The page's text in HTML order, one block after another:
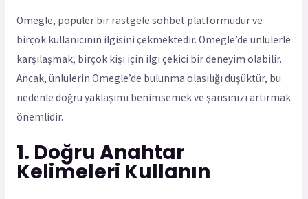
Omegle, popüler bir rastgele sohbet platformudur ve
birçok kullanıcının ilgisini çekmektedir. Omegle’de ünlülerle
karşılaşmak, birçok kişi için ilgi çekici bir deneyim olabilir.
Ancak, ünlülerin Omegle’de bulunma olasılığı düşüktür, bu
nedenle doğru yaklaşımı benimsemek ve şansınızı artırmak
önemlidir.
1. Doğru Anahtar
Kelimeleri Kullanın